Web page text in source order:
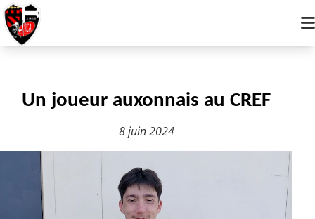

Vétérans
Actualités
Infos pratiques
Un joueur auxonnais au CREF
8 juin 2024